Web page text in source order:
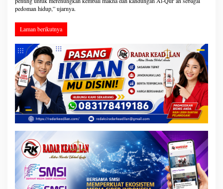
pedoman hidup,” ujarnya.
Laman berikutnya